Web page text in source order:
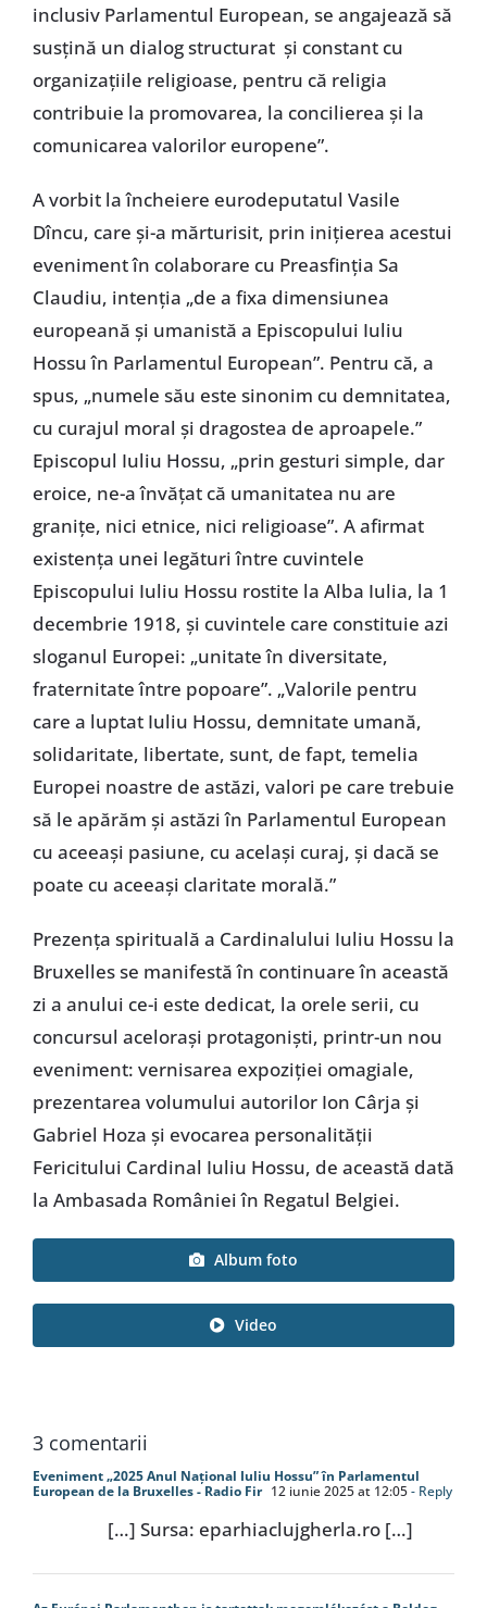
inclusiv Parlamentul European, se angajează să
susțină un dialog structurat și constant cu
organizațiile religioase, pentru că religia
contribuie la promovarea, la concilierea și la
comunicarea valorilor europene”.
A vorbit la încheiere eurodeputatul Vasile
Dîncu, care și-a mărturisit, prin inițierea acestui
eveniment în colaborare cu Preasfinția Sa
Claudiu, intenția „de a fixa dimensiunea
europeană și umanistă a Episcopului Iuliu
Hossu în Parlamentul European”. Pentru că, a
spus, „numele său este sinonim cu demnitatea,
cu curajul moral și dragostea de aproapele.”
Episcopul Iuliu Hossu, „prin gesturi simple, dar
eroice, ne-a învățat că umanitatea nu are
granițe, nici etnice, nici religioase”. A afirmat
existența unei legături între cuvintele
Episcopului Iuliu Hossu rostite la Alba Iulia, la 1
decembrie 1918, și cuvintele care constituie azi
sloganul Europei: „unitate în diversitate,
fraternitate între popoare”. „Valorile pentru
care a luptat Iuliu Hossu, demnitate umană,
solidaritate, libertate, sunt, de fapt, temelia
Europei noastre de astăzi, valori pe care trebuie
să le apărăm și astăzi în Parlamentul European
cu aceeași pasiune, cu același curaj, și dacă se
poate cu aceeași claritate morală.”
Prezența spirituală a Cardinalului Iuliu Hossu la
Bruxelles se manifestă în continuare în această
zi a anului ce-i este dedicat, la orele serii, cu
concursul acelorași protagoniști, printr-un nou
eveniment: vernisarea expoziției omagiale,
prezentarea volumului autorilor Ion Cârja și
Gabriel Hoza și evocarea personalității
Fericitului Cardinal Iuliu Hossu, de această dată
la Ambasada României în Regatul Belgiei.
Album foto
Video
3 comentarii
Eveniment „2025 Anul Național Iuliu Hossu” în Parlamentul
European de la Bruxelles - Radio Fir 12 iunie 2025 at 12:05- Reply
[…] Sursa: eparhiaclujgherla.ro […]